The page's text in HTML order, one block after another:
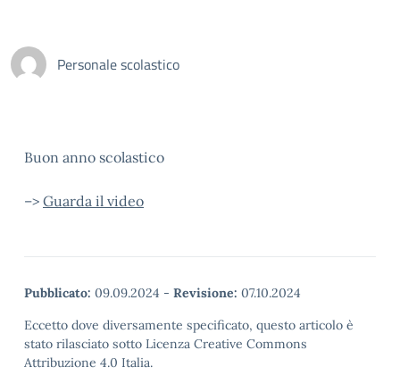
Personale scolastico
Buon anno scolastico
–> Guarda il video
Pubblicato: 09.09.2024 - Revisione: 07.10.2024
Eccetto dove diversamente specificato, questo articolo è
stato rilasciato sotto Licenza Creative Commons
Attribuzione 4.0 Italia.